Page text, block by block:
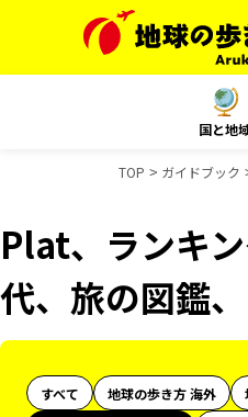
国と地
TOP ガイドブック
Plat、ランキ
代、旅の図鑑
すべて 地球の歩き方 海外